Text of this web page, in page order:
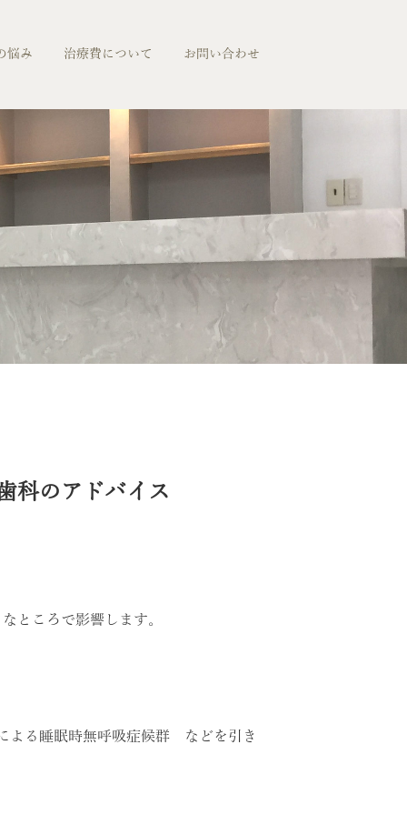
悩み 治療費について お問い合わせ
科のアドバイス
ところで影響します。
る睡眠時無呼吸症候群 などを引き